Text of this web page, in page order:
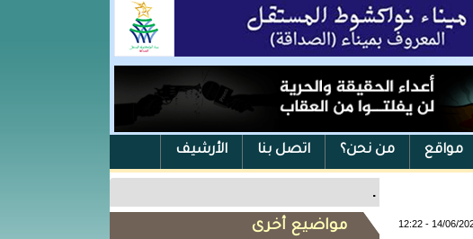
مواقع من نحن؟ اتصل بنا الأرشيف
.
مواضيع أخرى